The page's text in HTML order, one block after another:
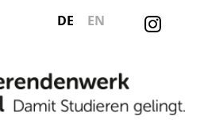
DE EN